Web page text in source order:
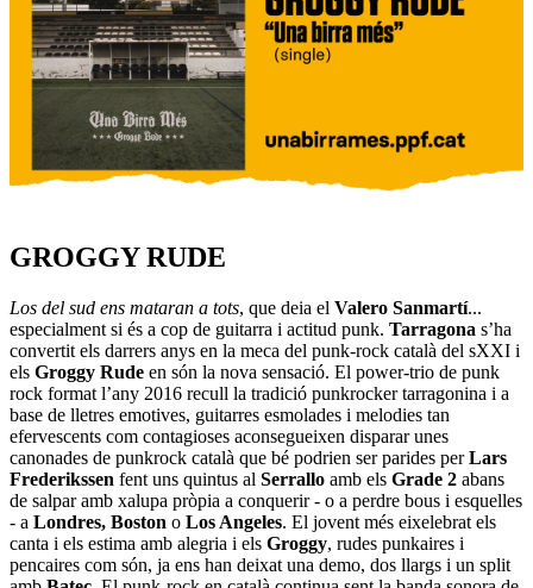
GROGGY RUDE
Los del sud ens mataran a tots, que deia el Valero Sanmartí...
especialment si és a cop de guitarra i actitud punk. Tarragona s’ha
convertit els darrers anys en la meca del punk-rock català del sXXI i
els Groggy Rude en són la nova sensació. El power-trio de punk
rock format l’any 2016 recull la tradició punkrocker tarragonina i a
base de lletres emotives, guitarres esmolades i melodies tan
efervescents com contagioses aconsegueixen disparar unes
canonades de punkrock català que bé podrien ser parides perLars
Frederikssen fent uns quintus al Serrallo amb els Grade 2 abans
de salpar amb xalupa pròpia a conquerir - o a perdre bous i esquelles
- a Londres, Boston o Los Angeles. El jovent més eixelebrat els
canta i els estima amb alegria i els Groggy, rudes punkaires i
pencaires com són, ja ens han deixat una demo, dos llargs i un split